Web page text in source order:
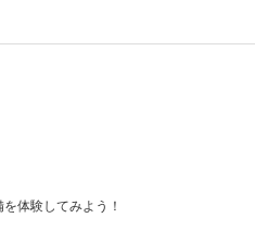
体験してみよう！